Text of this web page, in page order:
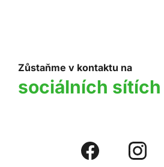
Zůstaňme v kontaktu na
sociálních sítích